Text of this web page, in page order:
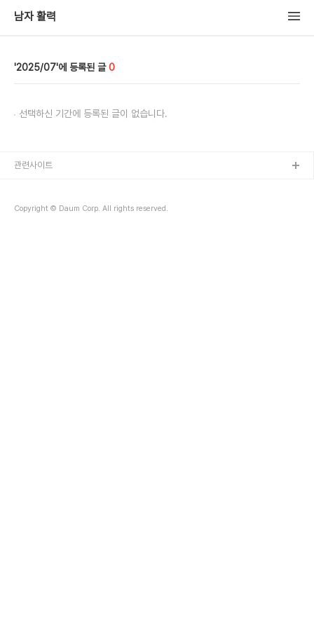
남자 활력
2025/07 0
선택하신 기간에 등록된 글이 없습니다.
Copyright © Daum Corp. All rights reserved.
관련사이트